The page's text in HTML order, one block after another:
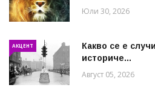
Юли 30, 2026
АКЦЕНТ
Какво се е
историче...
Август 05, 2026